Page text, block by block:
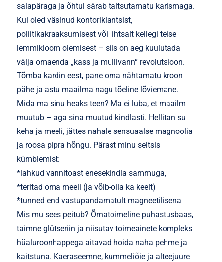
salapäraga ja õhtul särab taltsutamatu karismaga.
Kui oled väsinud kontoriklantsist,
poliitikakraaksumisest või lihtsalt kellegi teise
lemmikloom olemisest – siis on aeg kuulutada
välja omaenda „kass ja mullivann“ revolutsioon.
Tõmba kardin eest, pane oma nähtamatu kroon
pähe ja astu maailma nagu tõeline lõviemane.
Mida ma sinu heaks teen? Ma ei luba, et maailm
muutub – aga sina muutud kindlasti. Hellitan su
keha ja meeli, jättes nahale sensuaalse magnoolia
ja roosa pipra hõngu. Pärast minu seltsis
kümblemist:
*lahkud vannitoast enesekindla sammuga,
*teritad oma meeli (ja võib-olla ka keelt)
*tunned end vastupandamatult magneetilisena
Mis mu sees peitub? Õrnatoimeline puhastusbaas,
taimne glütseriin ja niisutav toimeainete kompleks
hüaluroonhappega aitavad hoida naha pehme ja
kaitstuna. Kaeraseemne, kummeliõie ja alteejuure